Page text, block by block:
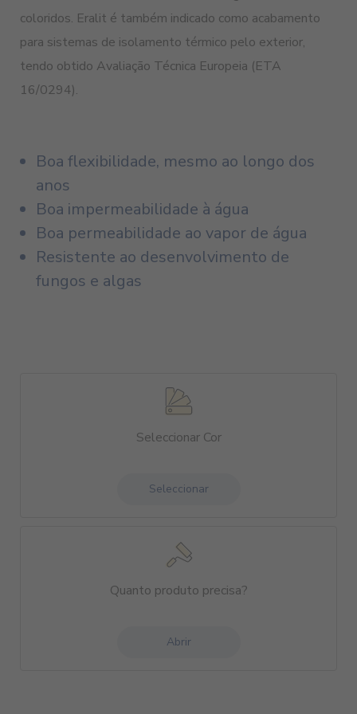
coloridos. Eralit é também indicado como acabamento
para sistemas de isolamento térmico pelo exterior,
tendo obtido Avaliação Técnica Europeia (ETA
16/0294).
Boa flexibilidade, mesmo ao longo dos
anos
Boa impermeabilidade à água
Boa permeabilidade ao vapor de água
Resistente ao desenvolvimento de
fungos e algas
Seleccionar Cor
Seleccionar
Quanto produto precisa?
Abrir